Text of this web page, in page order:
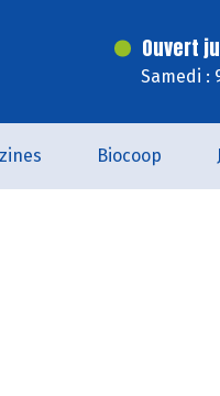
Ouvert
Samedi :
Biocoop